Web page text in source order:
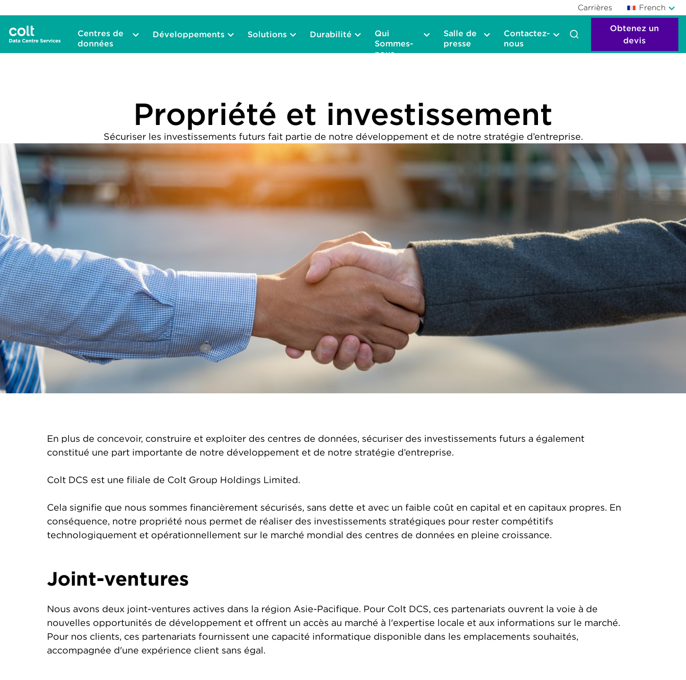
Carrières French
Centres de
données
Développements Solutions Durabilité
Qui
Sommes-
nous
Salle de
presse
Contactez-
nous
Obtenez un
devis
Propriété et investissement
Sécuriser les investissements futurs fait partie de notre développement et de notre stratégie d’entreprise.
En plus de concevoir, construire et exploiter des centres de données, sécuriser des investissements futurs a également
constitué une part importante de notre développement et de notre stratégie d’entreprise.
Colt DCS est une filiale de Colt Group Holdings Limited.
Cela signifie que nous sommes financièrement sécurisés, sans dette et avec un faible coût en capital et en capitaux propres. En
conséquence, notre propriété nous permet de réaliser des investissements stratégiques pour rester compétitifs
technologiquement et opérationnellement sur le marché mondial des centres de données en pleine croissance.
Joint-ventures
Nous avons deux joint-ventures actives dans la région Asie-Pacifique. Pour Colt DCS, ces partenariats ouvrent la voie à de
nouvelles opportunités de développement et offrent un accès au marché à l'expertise locale et aux informations sur le marché.
Pour nos clients, ces partenariats fournissent une capacité informatique disponible dans les emplacements souhaités,
accompagnée d'une expérience client sans égal.